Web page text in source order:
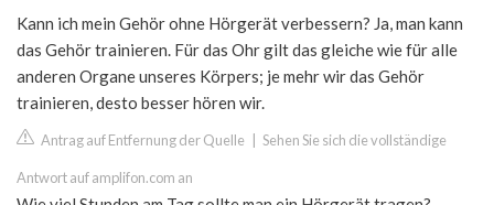
Kann ich mein Gehör ohne Hörgerät verbessern? Ja, man kann
das Gehör trainieren. Für das Ohr gilt das gleiche wie für alle
anderen Organe unseres Körpers; je mehr wir das Gehör
trainieren, desto besser hören wir.
Antrag auf Entfernung der Quelle Sehen Sie sich die vollständige
Antwort auf amplifon.com an